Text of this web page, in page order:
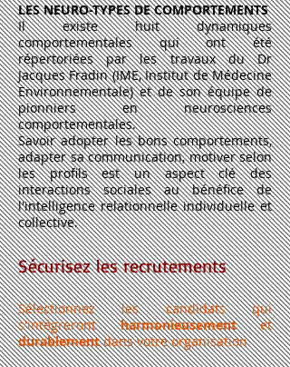
LES NEURO-TYPES DE COMPORTEMENTS
Il existe huit dynamiques
comportementales qui ont été
répertoriées par les travaux du Dr
Jacques Fradin (IME, Institut de Médecine
Environnementale) et de son équipe de
pionniers en neurosciences
comportementales.
Savoir adopter les bons comportements,
adapter sa communication, motiver selon
les profils est un aspect clé des
interactions sociales au bénéfice de
l'intelligence relationnelle individuelle et
collective.
Sécurisez les recrutements
Sélectionnez les candidats qui
s'intégrerontharmonieusementet
durablementdans votre organisation.